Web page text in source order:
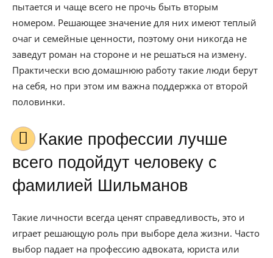
пытается и чаще всего не прочь быть вторым
номером. Решающее значение для них имеют теплый
очаг и семейные ценности, поэтому они никогда не
заведут роман на стороне и не решаться на измену.
Практически всю домашнюю работу такие люди берут
на себя, но при этом им важна поддержка от второй
половинки.
Какие профессии лучше
всего подойдут человеку с
фамилией Шильманов
Такие личности всегда ценят справедливость, это и
играет решающую роль при выборе дела жизни. Часто
выбор падает на профессию адвоката, юриста или